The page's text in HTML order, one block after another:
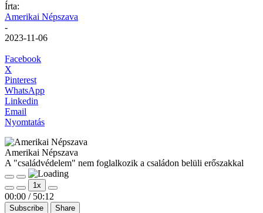
Írta:
Amerikai Népszava
-
2023-11-06
Facebook
X
Pinterest
WhatsApp
Linkedin
Email
Nyomtatás
Amerikai Népszava
A "családvédelem" nem foglalkozik a családon belüli erőszakkal
Play
Episode
Pause
Episode
1x
00:00 / 50:12
Subscribe Share